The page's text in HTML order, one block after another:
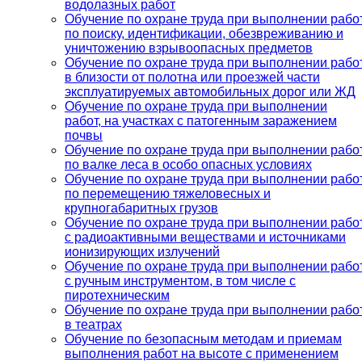
водолазных работ
Обучение по охране труда при выполнении
по поиску, идентификации, обезвреживанию и
уничтожению взрывоопасных предметов
Обучение по охране труда при выполнении
в близости от полотна или проезжей части
эксплуатируемых автомобильных дорог или ЖД
Обучение по охране труда при выполнении
работ, на участках с патогенным заражением
почвы
Обучение по охране труда при выполнении
по валке леса в особо опасных условиях
Обучение по охране труда при выполнении
по перемещению тяжеловесных и
крупногабаритных грузов
Обучение по охране труда при выполнении
с радиоактивными веществами и источниками
ионизирующих излучений
Обучение по охране труда при выполнении
с ручным инструментом, в том числе с
пиротехническим
Обучение по охране труда при выполнении
в театрах
Обучение по безопасным методам и приемам
выполнения работ на высоте с применением